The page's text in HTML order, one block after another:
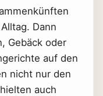
Dann
Gebäck oder
auf den
nicht nur den
auch